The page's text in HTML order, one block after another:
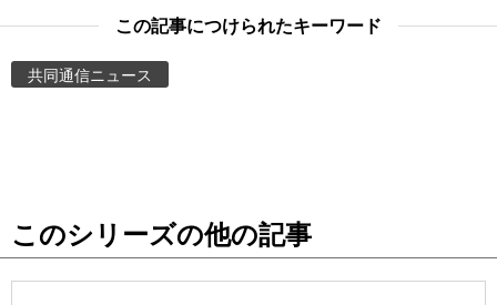
People
この記事につけられたキーワード
共同通信ニュース
このシリーズの他の記事